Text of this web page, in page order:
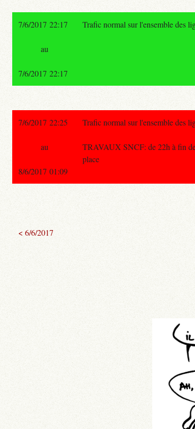
7/6/2017 22:17 Trafic normal sur l'ensemble des
au
7/6/2017 22:17
7/6/2017 22:25 Trafic normal sur l'ensemble des
TRAVAUX SNCF: de 22h à fin de
place
au
8/6/2017 01:09
< 6/6/2017